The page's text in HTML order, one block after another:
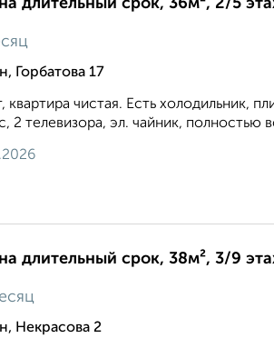
длительный срок, 36м², 2/5
Горбатова 17
чистая. Есть холодильник,
2 телевизора, эл. чайник, полностью
длительный срок, 38м², 3/9
Некрасова 2